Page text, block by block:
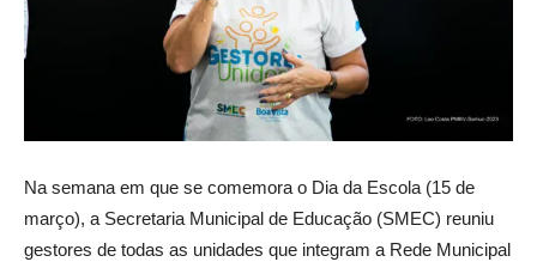
Na semana em que se comemora o Dia da Escola (15 de
março), a Secretaria Municipal de Educação (SMEC) reuniu
gestores de todas as unidades que integram a Rede Municipal